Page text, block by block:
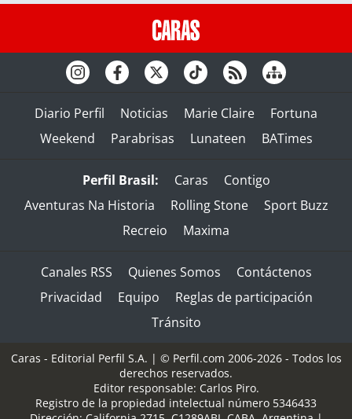
Diario Perfil Noticias Marie Claire
Fortuna
Weekend
Parabrisas Lunateen BATimes
Perfil Brasil: Caras
Contigo
Aventuras Na Historia
Rolling Stone
Sport Buzz
Recreio
Maxima
Canales RSS Quienes Somos
Contáctenos
Privacidad
Equipo
Reglas de participación
Tránsito
Caras - Editorial Perfil S.A. | © Perfil.com 2006-2026 - Todos los
derechos reservados.
Editor responsable: Carlos Piro.
Registro de la propiedad intelectual número 5346433